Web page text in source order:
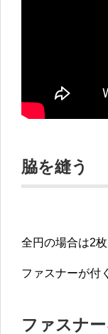
脇を縫う
全円の場合は2
ファスナーが付
ファスナ